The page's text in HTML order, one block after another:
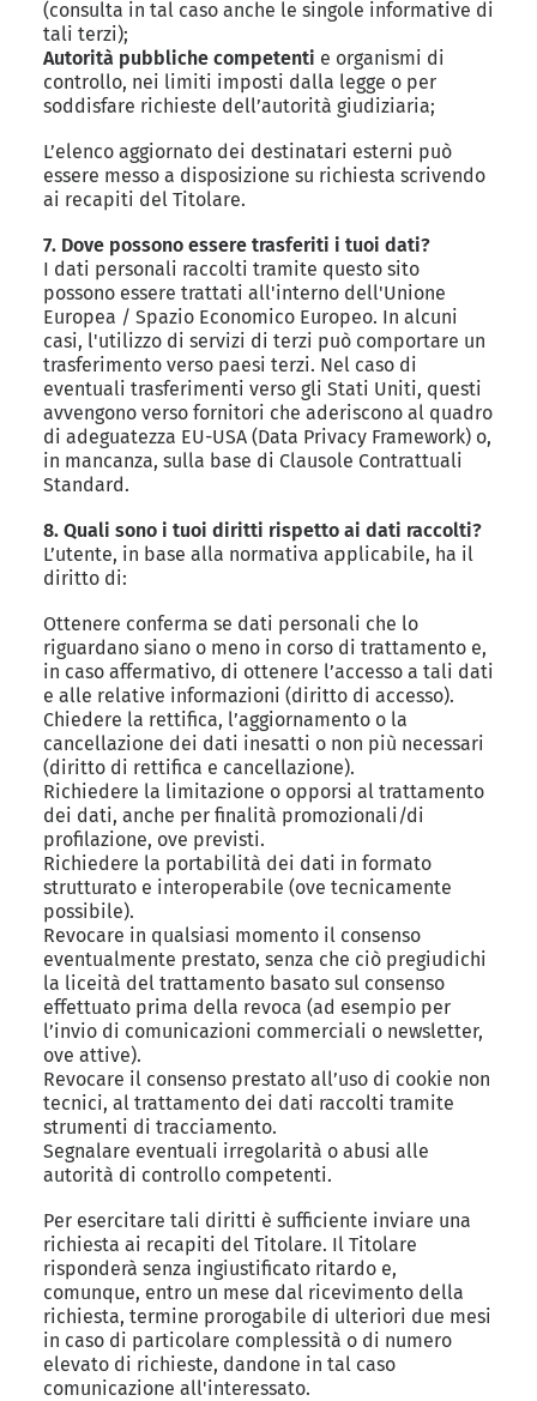
(consulta in tal caso anche le singole informative di
tali terzi);
Autorità pubbliche competenti e organismi di
controllo, nei limiti imposti dalla legge o per
soddisfare richieste dell’autorità giudiziaria;
L’elenco aggiornato dei destinatari esterni può
essere messo a disposizione su richiesta scrivendo
ai recapiti del Titolare.
7. Dove possono essere trasferiti i tuoi dati?
I dati personali raccolti tramite questo sito
possono essere trattati all'interno dell'Unione
Europea / Spazio Economico Europeo. In alcuni
casi, l'utilizzo di servizi di terzi può comportare un
trasferimento verso paesi terzi. Nel caso di
eventuali trasferimenti verso gli Stati Uniti, questi
avvengono verso fornitori che aderiscono al quadro
di adeguatezza EU-USA (Data Privacy Framework) o,
in mancanza, sulla base di Clausole Contrattuali
Standard.
8. Quali sono i tuoi diritti rispetto ai dati raccolti?
L’utente, in base alla normativa applicabile, ha il
diritto di:
Ottenere conferma se dati personali che lo
riguardano siano o meno in corso di trattamento e,
in caso affermativo, di ottenere l’accesso a tali dati
e alle relative informazioni (diritto di accesso).
Chiedere la rettifica, l’aggiornamento o la
cancellazione dei dati inesatti o non più necessari
(diritto di rettifica e cancellazione).
Richiedere la limitazione o opporsi al trattamento
dei dati, anche per finalità promozionali/di
profilazione, ove previsti.
Richiedere la portabilità dei dati in formato
strutturato e interoperabile (ove tecnicamente
possibile).
Revocare in qualsiasi momento il consenso
eventualmente prestato, senza che ciò pregiudichi
la liceità del trattamento basato sul consenso
effettuato prima della revoca (ad esempio per
l’invio di comunicazioni commerciali o newsletter,
ove attive).
Revocare il consenso prestato all’uso di cookie non
tecnici, al trattamento dei dati raccolti tramite
strumenti di tracciamento.
Segnalare eventuali irregolarità o abusi alle
autorità di controllo competenti.
Per esercitare tali diritti è sufficiente inviare una
richiesta ai recapiti del Titolare. Il Titolare
risponderà senza ingiustificato ritardo e,
comunque, entro un mese dal ricevimento della
richiesta, termine prorogabile di ulteriori due mesi
in caso di particolare complessità o di numero
elevato di richieste, dandone in tal caso
comunicazione all'interessato.